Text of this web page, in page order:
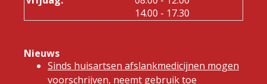
14.00 tot
- 17.30
Nieuws
Sinds huisartsen afslankmedicijnen mogen
voorschrijven, neemt gebruik toe